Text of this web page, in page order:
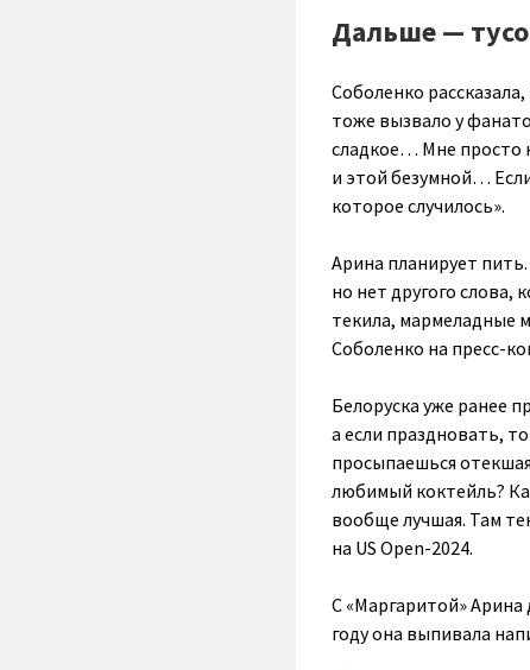
Дальше —
Соболенко
тоже вызвало у
сладкое… Мне просто
и этой безумной…
которое случилось».
Арина планирует
но нет другого
текила, мармеладные
Соболенко на пресс-
Белоруска уже ранее
а если праздновать,
просыпаешься
любимый коктейль?
вообще лучшая. Там
на US Open-2024.
С «Маргаритой»
году она выпивала